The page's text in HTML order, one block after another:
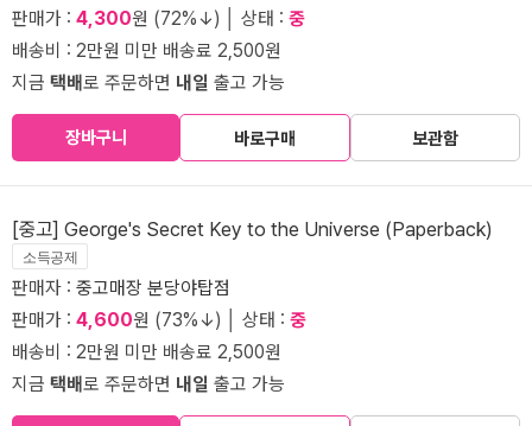
판매가 : 4,300원 (72%↓) │ 상태 : 중
배송비 : 2만원 미만 배송료 2,500원
지금 택배로 주문하면 내일 출고 가능
장바구니 바로구매 보관함
[중고] George's Secret Key to the Universe (Paperback)
소득공제
판매자 : 중고매장 분당야탑점
판매가 : 4,600원 (73%↓) │ 상태 : 중
배송비 : 2만원 미만 배송료 2,500원
지금 택배로 주문하면 내일 출고 가능